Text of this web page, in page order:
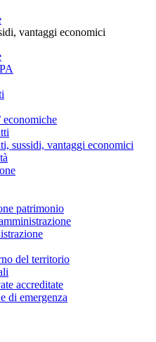
vantaggi economici
sussidi, vantaggi economici
patrimonio
del territorio
accreditate
di emergenza